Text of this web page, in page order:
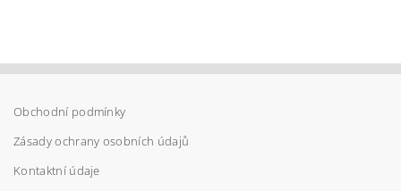
Obchodní podmínky
Zásady ochrany osobních údajů
Kontaktní údaje